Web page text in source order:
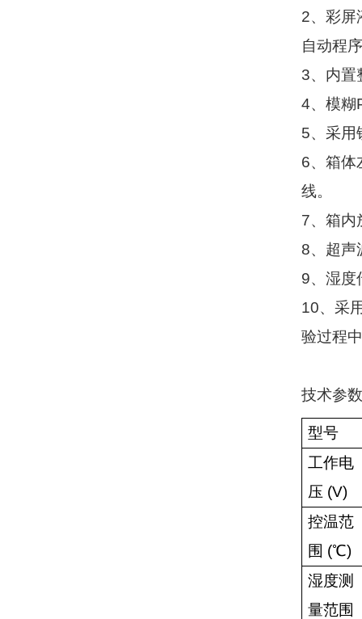
2、彩屏
自动程
3、内置
4、模糊
5、采用
6、箱体
线。
7、箱内
8、超声
9、湿度
10、采
验过程
技术参
型号
工作电
压 (V)
控温范
围 (℃)
湿度测
量范围